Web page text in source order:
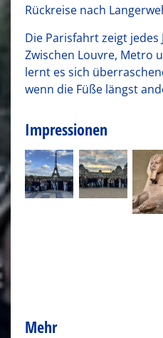
Rückreise nach
Die Parisfahrt zeigt jedes
Zwischen Louvre, Metro
lernt es sich
wenn die Füße längst
Impressionen
Mehr